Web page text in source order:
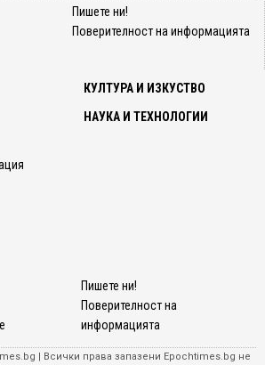
Пишете ни!
Поверителност на информацията
КУЛТУРА И ИЗКУСТВО
НАУКА И ТЕХНОЛОГИИ
Пишете ни!
Поверителност на
информацията
| Всички права запазени Epochtimes.bg не